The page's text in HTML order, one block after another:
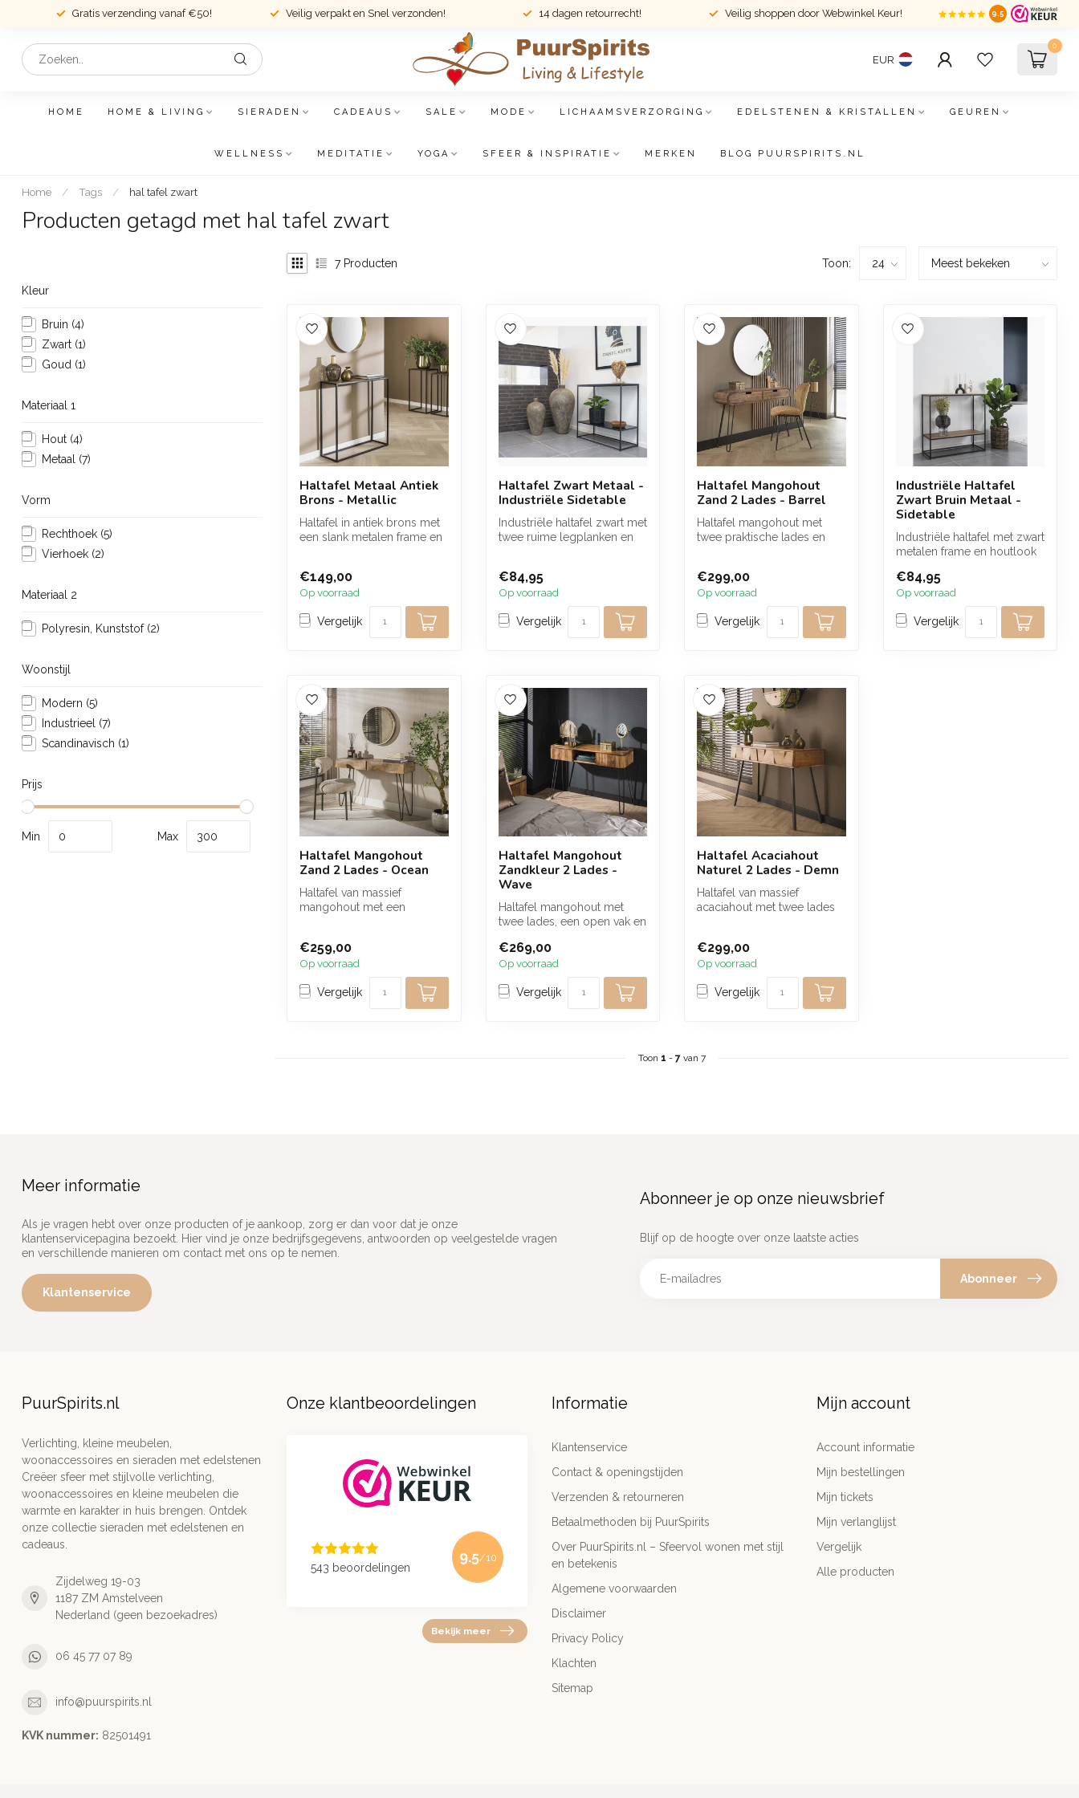
Gratis verzending vanaf €50! Veilig verpakt en Snel verzonden! 14 dagen retourrecht! Veilig shoppen door Webwinkel Keur! 9.5
EUR
0
HOME HOME & LIVING SIERADEN CADEAUS SALE MODE LICHAAMSVERZORGING EDELSTENEN & KRISTALLEN GEUREN
WELLNESS MEDITATIE YOGA SFEER & INSPIRATIE MERKEN BLOG PUURSPIRITS.NL
Home / Tags / hal tafel zwart
Producten getagd met hal tafel zwart
Kleur
Bruin (4)
Zwart (1)
Goud (1)
Materiaal 1
Hout (4)
Metaal (7)
Vorm
Rechthoek (5)
Vierhoek (2)
Materiaal 2
Polyresin, Kunststof (2)
Woonstijl
Modern (5)
Industrieel (7)
Scandinavisch (1)
Prijs
Min Max
7Producten Toon:
Haltafel Metaal Antiek
Brons - Metallic
Haltafel in antiek brons met
een slank metalen frame en
€149,00
Op voorraad
Vergelijk
Haltafel Zwart Metaal -
Industriële Sidetable
Industriële haltafel zwart met
twee ruime legplanken en
€84,95
Op voorraad
Vergelijk
Haltafel Mangohout
Zand 2 Lades - Barrel
Haltafel mangohout met
twee praktische lades en
€299,00
Op voorraad
Vergelijk
Industriële Haltafel
Zwart Bruin Metaal -
Sidetable
Industriële haltafel met zwart
metalen frame en houtlook
€84,95
Op voorraad
Vergelijk
Haltafel Mangohout
Zand 2 Lades - Ocean
Haltafel van massief
mangohout met een
€259,00
Op voorraad
Vergelijk
Haltafel Mangohout
Zandkleur 2 Lades -
Wave
Haltafel mangohout met
twee lades, een open vak en
afwerk...
€269,00
Op voorraad
Vergelijk
Haltafel Acaciahout
Naturel 2 Lades - Demn
Haltafel van massief
acaciahout met twee lades
€299,00
Op voorraad
Vergelijk
Toon 1 - 7 van 7
Meer informatie
Als je vragen hebt over onze producten of je aankoop, zorg er dan voor dat je onze
klantenservicepagina bezoekt. Hier vind je onze bedrijfsgegevens, antwoorden op veelgestelde vragen
en verschillende manieren om contact met ons op te nemen.
Klantenservice
Abonneer je op onze nieuwsbrief
Blijf op de hoogte over onze laatste acties
Abonneer
PuurSpirits.nl
Verlichting, kleine meubelen,
woonaccessoires en sieraden met edelstenen
Creëer sfeer met stijlvolle verlichting,
woonaccessoires en kleine meubelen die
warmte en karakter in huis brengen. Ontdek
onze collectie sieraden met edelstenen en
cadeaus.
Zijdelweg 19-03
1187 ZM Amstelveen
Nederland (geen bezoekadres)
06 45 77 07 89
info@puurspirits.nl
KVK nummer: 82501491
Onze klantbeoordelingen
543 beoordelingen
9.5/10
Bekijk meer
Informatie
Klantenservice
Contact & openingstijden
Verzenden & retourneren
Betaalmethoden bij PuurSpirits
Over PuurSpirits.nl – Sfeervol wonen met stijl
en betekenis
Algemene voorwaarden
Disclaimer
Privacy Policy
Klachten
Sitemap
Mijn account
Account informatie
Mijn bestellingen
Mijn tickets
Mijn verlanglijst
Vergelijk
Alle producten